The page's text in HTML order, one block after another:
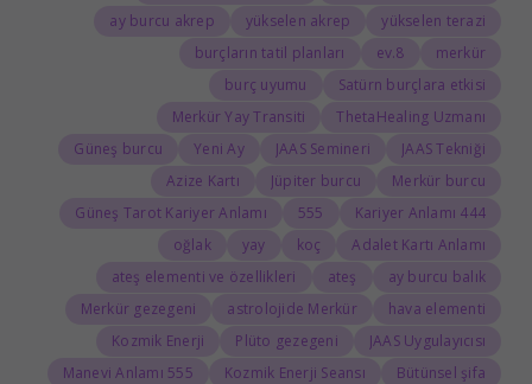
yükselen terazi
yükselen akrep
ay burcu akrep
merkür
8.ev
burçların tatil planları
Satürn burçlara etkisi
burç uyumu
ThetaHealing Uzmanı
Merkür Yay Transiti
JAAS Tekniği
JAAS Semineri
Yeni Ay
Güneş burcu
Merkür burcu
Jüpiter burcu
Azize Kartı
444 Kariyer Anlamı
555
Güneş Tarot Kariyer Anlamı
Adalet Kartı Anlamı
koç
yay
oğlak
ay burcu balık
ateş
ateş elementi ve özellikleri
hava elementi
astrolojide Merkür
Merkür gezegeni
JAAS Uygulayıcısı
Plüto gezegeni
Kozmik Enerji
Bütünsel şifa
Kozmik Enerji Seansı
555 Manevi Anlamı